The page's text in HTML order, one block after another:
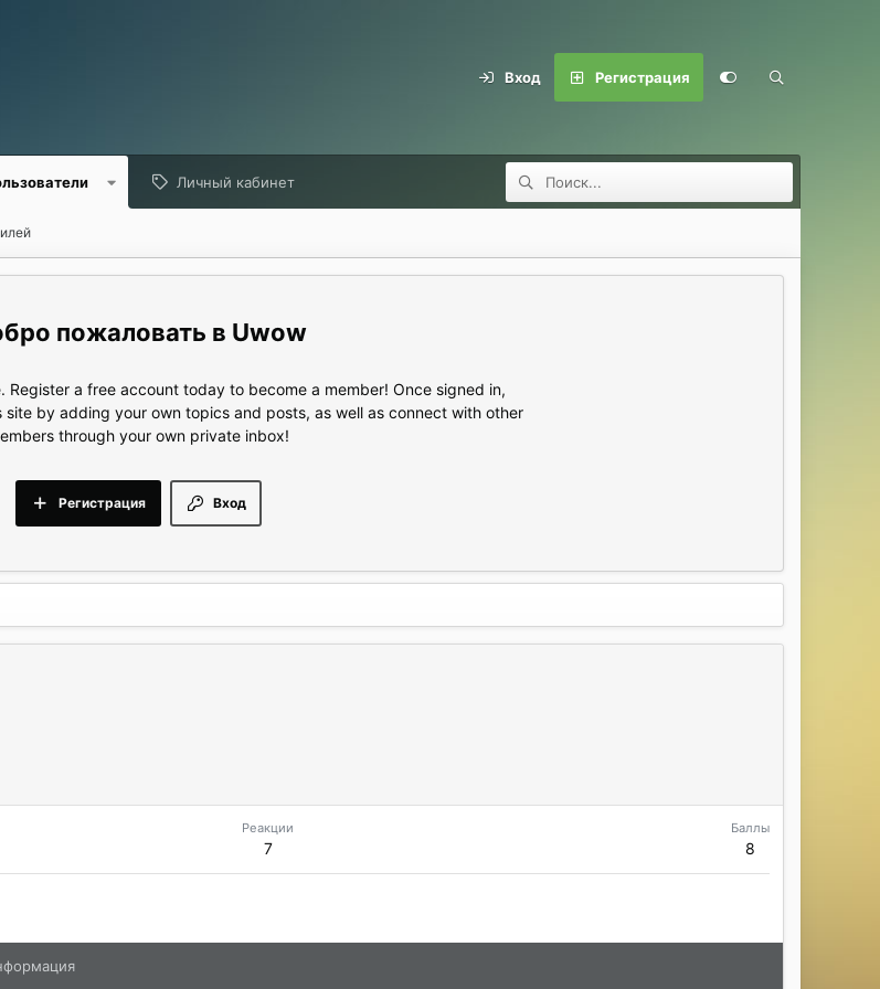
Вход Регистрация
Личный кабинет
Uwow
Register a free account today to become a member! Once signed in,
by adding your own topics and posts, as well as connect with other
through your own private inbox!
Вход
Регистрация
Реакции
7
Баллы
8